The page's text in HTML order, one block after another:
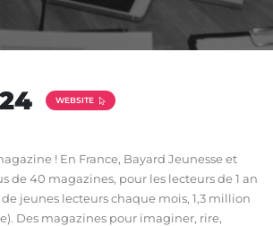
WEBSITE
! En France, Bayard Jeunesse et
de 40 magazines, pour les lecteurs de 1 an
de jeunes lecteurs chaque mois, 1,3 million
Des magazines pour imaginer, rire,